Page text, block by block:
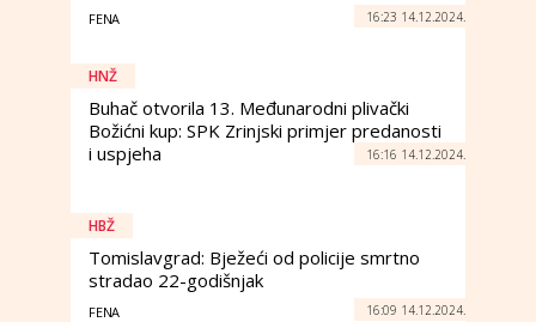
FENA 16:23 14.12.2024.
HNŽ
Buhač otvorila 13. Međunarodni plivački
Božićni kup: SPK Zrinjski primjer predanosti
i uspjeha
16:16 14.12.2024.
HBŽ
Tomislavgrad: Bježeći od policije smrtno
stradao 22-godišnjak
FENA 16:09 14.12.2024.